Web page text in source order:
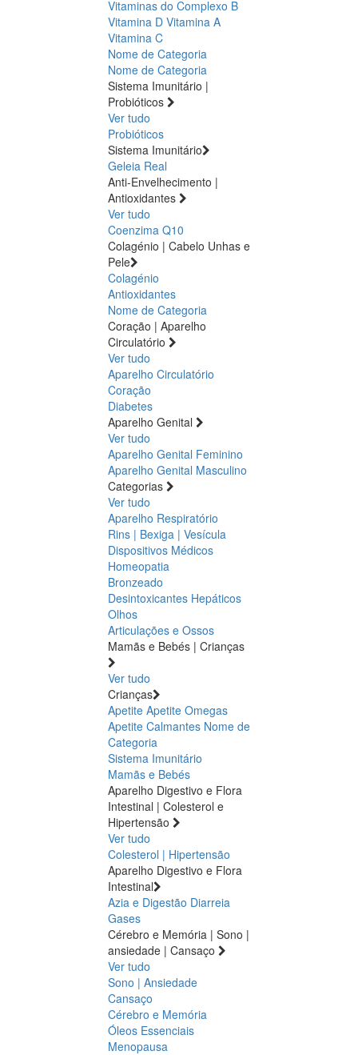
Vitaminas do Complexo B
Vitamina D Vitamina A
Vitamina C
Nome de Categoria
Nome de Categoria
Sistema Imunitário |
Probióticos
Ver tudo
Probióticos
Sistema Imunitário
Geleia Real
Anti-Envelhecimento |
Antioxidantes
Ver tudo
Coenzima Q10
Colagénio | Cabelo Unhas e
Pele
Colagénio
Antioxidantes
Nome de Categoria
Coração | Aparelho
Circulatório
Ver tudo
Aparelho Circulatório
Coração
Diabetes
Aparelho Genital
Ver tudo
Aparelho Genital Feminino
Aparelho Genital Masculino
Categorias
Ver tudo
Aparelho Respiratório
Rins | Bexiga | Vesícula
Dispositivos Médicos
Homeopatia
Bronzeado
Desintoxicantes Hepáticos
Olhos
Articulações e Ossos
Mamãs e Bebés | Crianças
Ver tudo
Crianças
Apetite Apetite Omegas
Apetite Calmantes Nome de
Categoria
Sistema Imunitário
Mamãs e Bebés
Aparelho Digestivo e Flora
Intestinal | Colesterol e
Hipertensão
Ver tudo
Colesterol | Hipertensão
Aparelho Digestivo e Flora
Intestinal
Azia e Digestão Diarreia
Gases
Cérebro e Memória | Sono |
ansiedade | Cansaço
Ver tudo
Sono | Ansiedade
Cansaço
Cérebro e Memória
Óleos Essenciais
Menopausa